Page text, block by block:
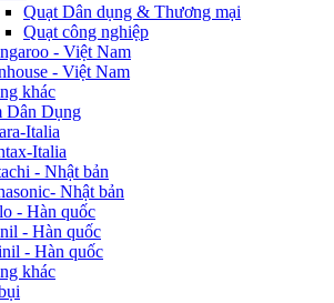
Quạt Dân dụng & Thương mại
Quạt công nghiệp
- Việt Nam
- Việt Nam
khác
Dân Dụng
Italia
Italia
- Nhật bản
Nhật bản
- Hàn quốc
- Hàn quốc
- Hàn quốc
khác